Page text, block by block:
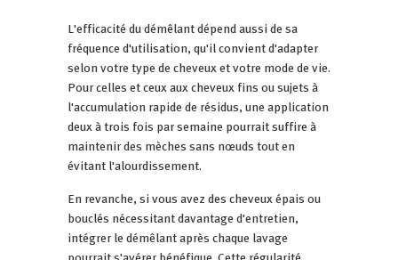
L'efficacité du démêlant dépend aussi de sa
fréquence d'utilisation, qu'il convient d'adapter
selon votre type de cheveux et votre mode de vie.
Pour celles et ceux aux cheveux fins ou sujets à
l'accumulation rapide de résidus, une application
deux à trois fois par semaine pourrait suffire à
maintenir des mèches sans nœuds tout en
évitant l'alourdissement.
En revanche, si vous avez des cheveux épais ou
bouclés nécessitant davantage d'entretien,
intégrer le démêlant après chaque lavage